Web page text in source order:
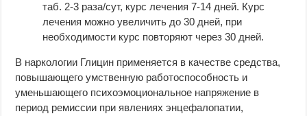
таб. 2-3 раза/сут, курс лечения 7-14 дней. Курс
лечения можно увеличить до 30 дней, при
необходимости курс повторяют через 30 дней.
В наркологии Глицин применяется в качестве средства,
повышающего умственную работоспособность и
уменьшающего психоэмоциональное напряжение в
период ремиссии при явлениях энцефалопатии,